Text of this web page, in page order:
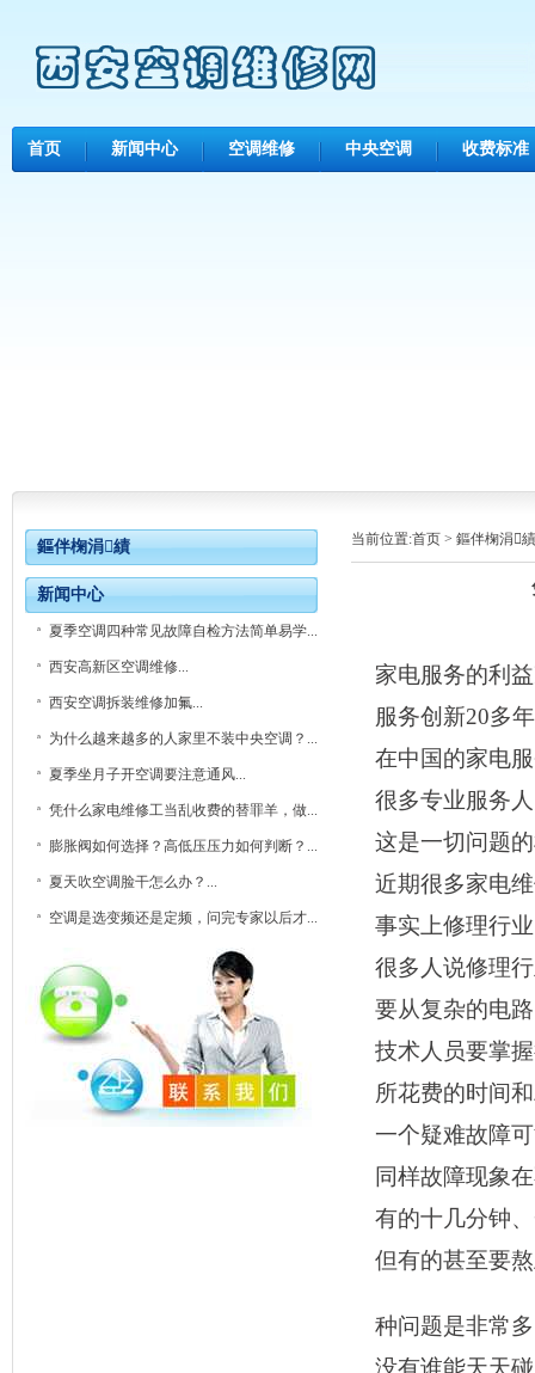
首页 新闻中心 空调维修 中央空调 收费标准
鏂伴椈涓績
新闻中心
夏季空调四种常见故障自检方法简单易学...
西安高新区空调维修...
西安空调拆装维修加氟...
为什么越来越多的人家里不装中央空调？...
夏季坐月子开空调要注意通风...
凭什么家电维修工当乱收费的替罪羊，做...
膨胀阀如何选择？高低压压力如何判断？...
夏天吹空调脸干怎么办？...
空调是选变频还是定频，问完专家以后才...
当前位置:首页 > 鏂伴椈涓績
家电服务的利
服务创新20多
在中国的家电
很多专业服务
这是一切问题
近期很多家电
事实上修理行
很多人说修理
要从复杂的电
技术人员要掌
所花费的时间
一个疑难故障
同样故障现象
有的十几分钟
但有的甚至要
种问题是非常
没有谁能天天